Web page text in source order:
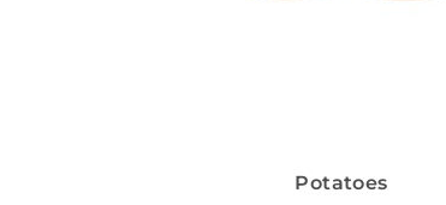
Potatoes